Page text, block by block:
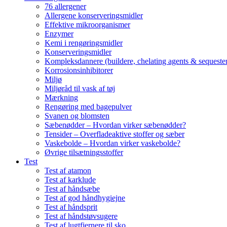
76 allergener
Allergene konserveringsmidler
Effektive mikroorganismer
Enzymer
Kemi i rengøringsmidler
Konserveringsmidler
Kompleksdannere (buildere, chelating agents &
Korrosionsinhibitorer
Miljø
Miljøråd til vask af tøj
Mærkning
Rengøring med bagepulver
Svanen og blomsten
Sæbenødder – Hvordan virker sæbenødder?
Tensider – Overfladeaktive stoffer og sæber
Vaskebolde – Hvordan virker vaskebolde?
Øvrige tilsætningsstoffer
Test
Test af atamon
Test af karklude
Test af håndsæbe
Test af god håndhygiejne
Test af håndsprit
Test af håndstøvsugere
Test af lugtfjernere til sko